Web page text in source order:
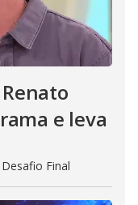
e leva
Final